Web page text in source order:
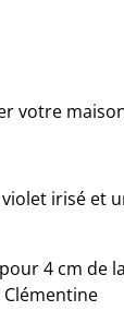
votre
irisé et
4 cm de